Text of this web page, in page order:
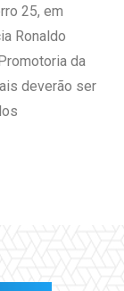
25, em
Ronaldo
da
deverão ser